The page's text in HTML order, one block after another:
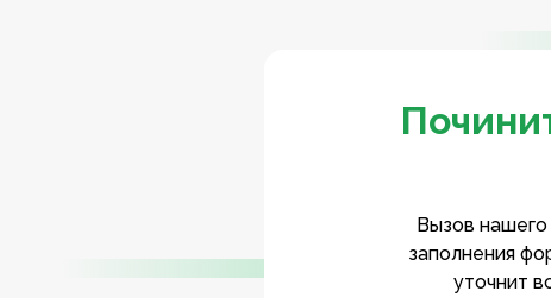
Вызов
заполнения
уточнит